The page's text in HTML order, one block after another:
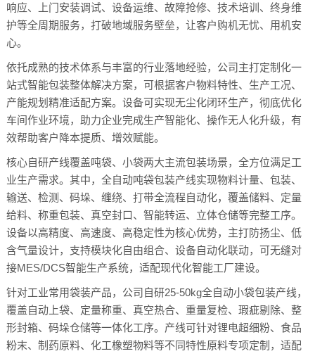
响应、上门安装调试、设备运维、故障抢修、技术培训、终身维
护等全周期服务，打破地域服务壁垒，让客户购机无忧、用机安
心。
依托成熟的技术体系与丰富的行业落地经验，公司主打定制化一
站式智能包装整体解决方案，可根据客户物料特性、生产工况、
产能规划精准适配方案。设备可实现无尘化闭环生产，彻底优化
车间作业环境，助力企业完成生产智能化、操作无人化升级，有
效帮助客户降本提质、增效赋能。
核心自研产线覆盖吨袋、小袋两大主流包装场景，全方位满足工
业生产需求。其中，全自动吨袋包装产线实现物料计量、包装、
输送、检测、码垛、缠绕、打带全流程自动化，覆盖储料、定量
给料、称重包装、真空封口、智能转运、立体仓储等完整工序。
设备以高精度、高速度、高稳定性为核心优势，主打防扬尘、低
含气量设计，支持模块化自由组合、设备自动化联动，可无缝对
接MES/DCS智能生产系统，适配现代化智能工厂建设。
针对工业常用袋装产品，公司自研25-50kg全自动小袋包装产线，
覆盖自动上袋、定量称重、真空热合、重量复检、瑕疵剔除、整
形封箱、码垛仓储等一体化工序。产线可针对锂电超细粉、食品
粉末、制药原料、化工橡塑物料等不同特性原料专项定制，适配